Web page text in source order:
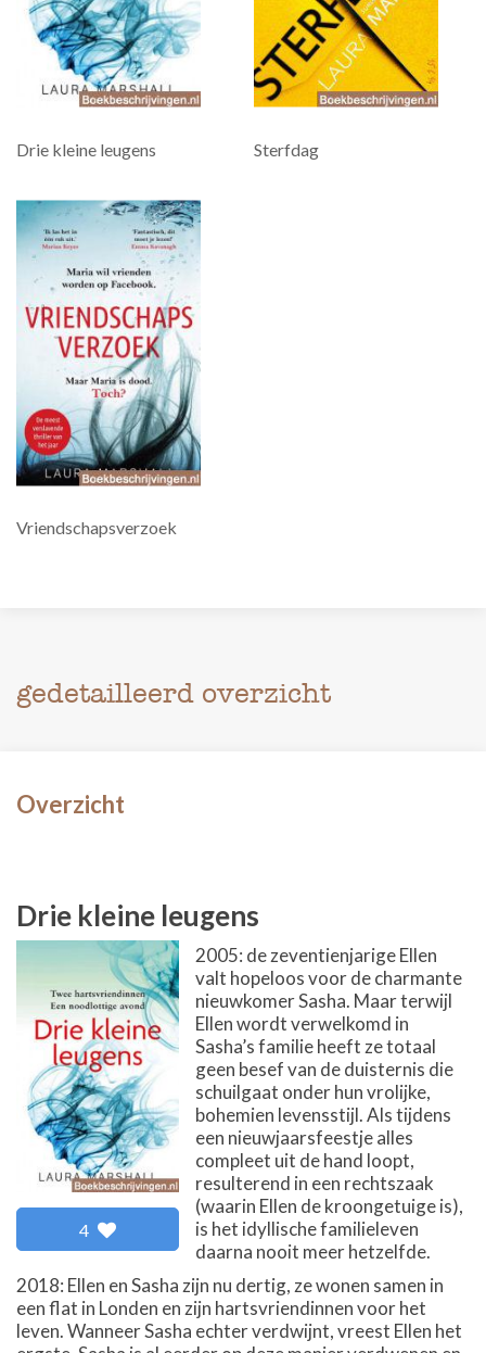
Drie kleine leugens Sterfdag
Vriendschapsverzoek
gedetailleerd overzicht
Overzicht
Drie kleine leugens
4
2005: de zeventienjarige Ellen
valt hopeloos voor de charmante
nieuwkomer Sasha. Maar terwijl
Ellen wordt verwelkomd in
Sasha’s familie heeft ze totaal
geen besef van de duisternis die
schuilgaat onder hun vrolijke,
bohemien levensstijl. Als tijdens
een nieuwjaarsfeestje alles
compleet uit de hand loopt,
resulterend in een rechtszaak
(waarin Ellen de kroongetuige is),
is het idyllische familieleven
daarna nooit meer hetzelfde.
2018: Ellen en Sasha zijn nu dertig, ze wonen samen in
een flat in Londen en zijn hartsvriendinnen voor het
leven. Wanneer Sasha echter verdwijnt, vreest Ellen het